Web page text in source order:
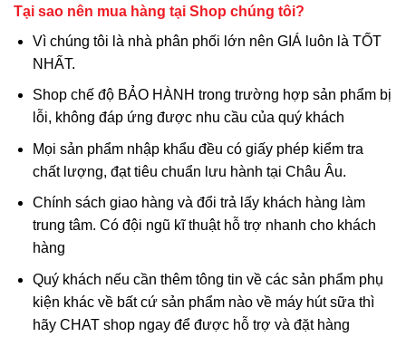
Tại sao nên mua hàng tại Shop chúng tôi?
Vì chúng tôi là nhà phân phối lớn nên GIÁ luôn là TỐT
NHẤT.
Shop chế độ BẢO HÀNH trong trường hợp sản phẩm bị
lỗi, không đáp ứng được nhu cầu của quý khách
Mọi sản phẩm nhập khẩu đều có giấy phép kiểm tra
chất lượng, đạt tiêu chuẩn lưu hành tại Châu Âu.
Chính sách giao hàng và đổi trả lấy khách hàng làm
trung tâm. Có đội ngũ kĩ thuật hỗ trợ nhanh cho khách
hàng
Quý khách nếu cần thêm tông tin về các sản phẩm phụ
kiện khác về bất cứ sản phẩm nào về máy hút sữa thì
hãy CHAT shop ngay để được hỗ trợ và đặt hàng